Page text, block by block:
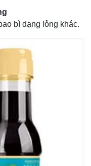
bì dạng lỏng khác.